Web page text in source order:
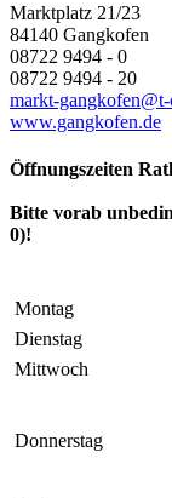
Marktplatz 21/23
84140 Gangkofen
08722 9494 - 0
08722 9494 - 20
markt-
www.gangkofen.de
Öffnungszeiten
Bitte vorab
0)!
Montag
Dienstag
Mittwoch
Donnerstag